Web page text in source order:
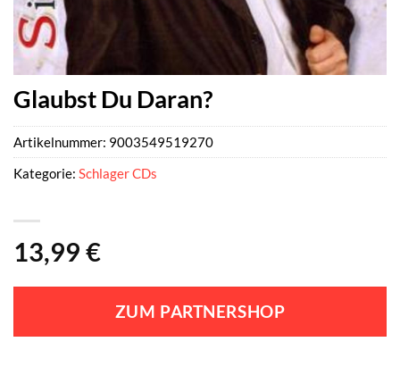
Glaubst Du Daran?
13,99 €
ZUM PARTNERSHOP
Artikelnummer: 9003549519270
Kategorie: Schlager CDs